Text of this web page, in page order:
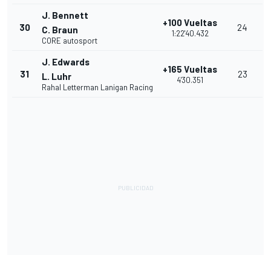
30
J. Bennett
C. Braun
CORE autosport
+100 Vueltas
1:22'40.432
24
31
J. Edwards
L. Luhr
Rahal Letterman Lanigan Racing
+165 Vueltas
4'30.351
23